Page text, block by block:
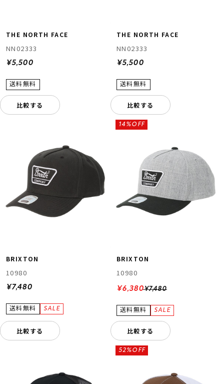
THE NORTH FACE
NN02333
¥5,500
比較する
THE NORTH FACE
NN02333
¥5,500
比較する
BRIXTON
10980
¥7,480
比較する
BRIXTON
10980
¥7,480
14%OFF
¥6,380
比較する
52%OFF